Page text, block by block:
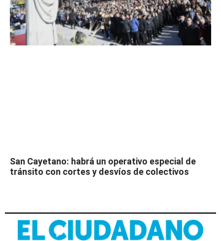
San Cayetano: habrá un operativo especial de
tránsito con cortes y desvíos de colectivos